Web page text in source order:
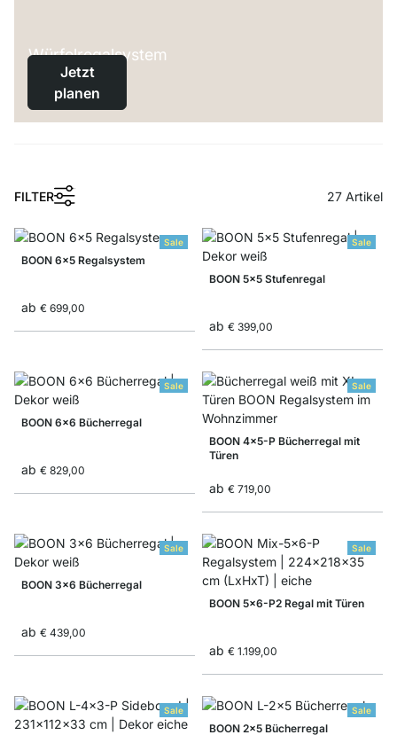
Würfelregalsystem
Jetzt
planen
FILTER
1
27 Artikel
Sale
BOON 6x5 Regalsystem
ab € 699,00
Sale
BOON 5x5 Stufenregal
ab € 399,00
Sale
BOON 6x6 Bücherregal
ab € 829,00
Sale
BOON 4x5-P Bücherregal mit
Türen
ab € 719,00
Sale
BOON 3x6 Bücherregal
ab € 439,00
Sale
BOON 5x6-P2 Regal mit Türen
ab € 1.199,00
Sale Sale
BOON 2x5 Bücherregal